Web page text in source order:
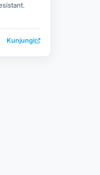
Kunjungi